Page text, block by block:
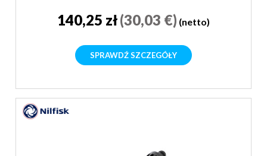
140,25 zł(30,03 €) (netto)
SPRAWDŹ SZCZEGÓŁY